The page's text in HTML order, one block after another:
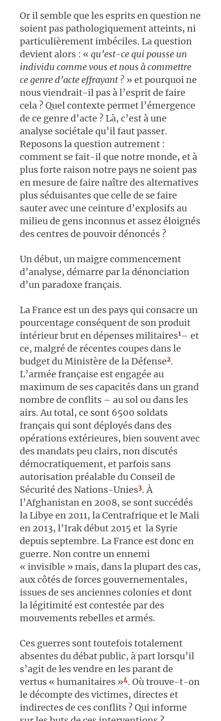
Or il semble que les esprits en question ne
soient pas pathologiquement atteints, ni
particulièrement imbéciles. La question
devient alors : « qu’est-ce qui pousse un
individu comme vous et nous à commettre
ce genre d’acte effrayant ? » et pourquoi ne
nous viendrait-il pas à l’esprit de faire
cela ? Quel contexte permet l’émergence
de ce genre d’acte ? Là, c’est à une
analyse sociétale qu’il faut passer.
Reposons la question autrement :
comment se fait-il que notre monde, et à
plus forte raison notre pays ne soient pas
en mesure de faire naître des alternatives
plus séduisantes que celle de se faire
sauter avec une ceinture d’explosifs au
milieu de gens inconnus et assez éloignés
des centres de pouvoir dénoncés ?
Un début, un maigre commencement
d’analyse, démarre par la dénonciation
d’un paradoxe français.
La France est un des pays qui consacre un
pourcentage conséquent de son produit
intérieur brut en dépenses militaires1– et
ce, malgré de récentes coupes dans le
budget du Ministère de la Défense2.
L’armée française est engagée au
maximum de ses capacités dans un grand
nombre de conflits – au sol ou dans les
airs. Au total, ce sont 6500 soldats
français qui sont déployés dans des
opérations extérieures, bien souvent avec
des mandats peu clairs, non discutés
démocratiquement, et parfois sans
autorisation préalable du Conseil de
Sécurité des Nations-Unies3. À
l’Afghanistan en 2008, se sont succédés
la Libye en 2011, la Centrafrique et le Mali
en 2013, l’Irak début 2015 et la Syrie
depuis septembre. La France est donc en
guerre. Non contre un ennemi
« invisible » mais, dans la plupart des cas,
aux côtés de forces gouvernementales,
issues de ses anciennes colonies et dont
la légitimité est contestée par des
mouvements rebelles et armés.
Ces guerres sont toutefois totalement
absentes du débat public, à part lorsqu’il
s’agit de les vendre en les parant de
vertus « humanitaires »4. Où trouve-t-on
le décompte des victimes, directes et
indirectes de ces conflits ? Qui informe